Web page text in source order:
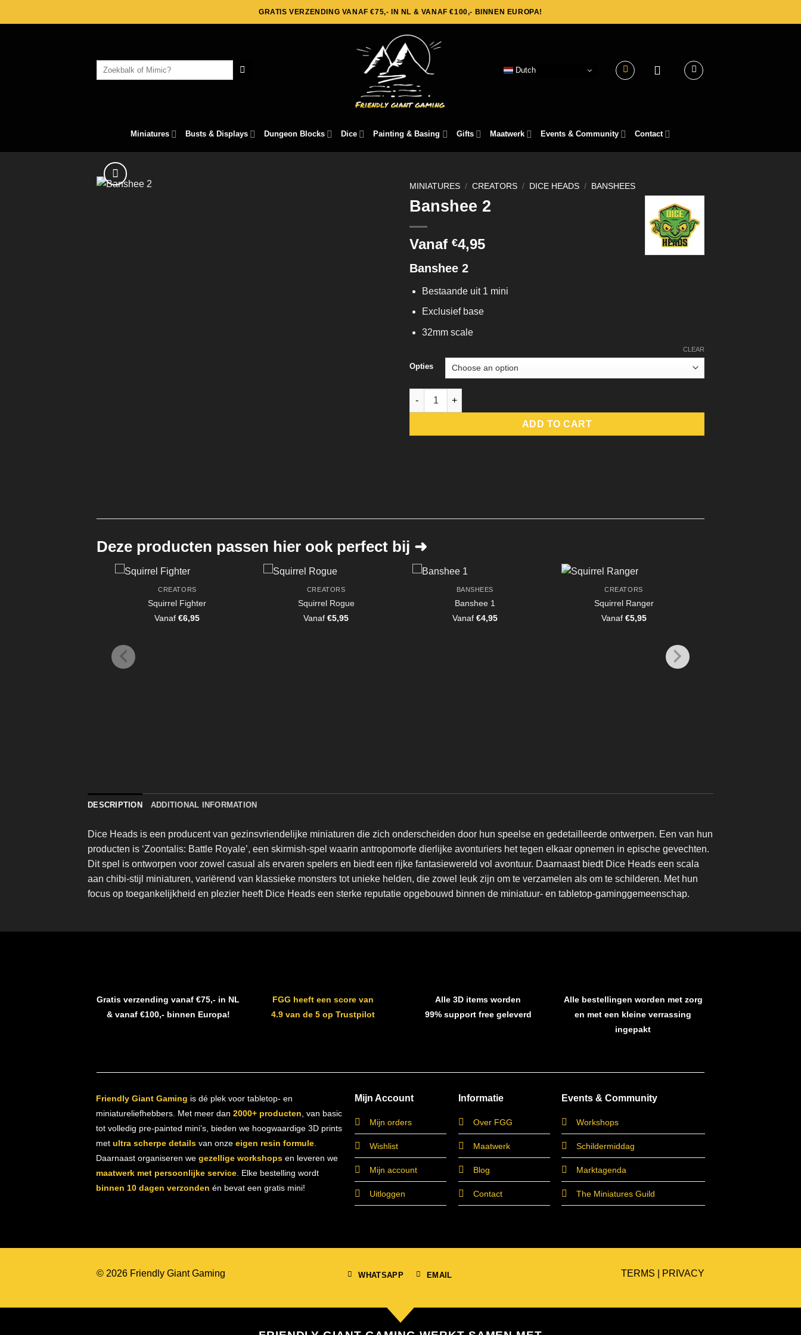
to
GRATIS VERZENDING VANAF €75,- IN NL & VANAF €100,- BINNEN EUROPA!
Search
Dutch
Miniatures Busts & Displays Dungeon Blocks Dice Painting & Basing Gifts Maatwerk Events & Community Contact
MINIATURES / CREATORS / DICE HEADS / BANSHEES
Banshee 2
Vanaf €4,95
Banshee 2
Bestaande uit 1 mini
Exclusief base
32mm scale
Opties
CLEAR
Banshee 2 quantity
ADD TO CART
Deze producten passen hier ook perfect bij ➜
CREATORS
Squirrel Fighter
Vanaf€6,95
CREATORS
Squirrel Rogue
Vanaf€5,95
BANSHEES
Banshee 1
Vanaf €4,95
CREATORS
Squirrel Ranger
Vanaf €5,95
DESCRIPTION ADDITIONAL INFORMATION
Dice Heads is een producent van gezinsvriendelijke miniaturen die zich onderscheiden door hun speelse en gedetailleerde ontwerpen. Een van hun
producten is ‘Zoontalis: Battle Royale’, een skirmish-spel waarin antropomorfe dierlijke avonturiers het tegen elkaar opnemen in epische gevechten.
Dit spel is ontworpen voor zowel casual als ervaren spelers en biedt een rijke fantasiewereld vol avontuur. Daarnaast biedt Dice Heads een scala
aan chibi-stijl miniaturen, variërend van klassieke monsters tot unieke helden, die zowel leuk zijn om te verzamelen als om te schilderen. Met hun
focus op toegankelijkheid en plezier heeft Dice Heads een sterke reputatie opgebouwd binnen de miniatuur- en tabletop-gaminggemeenschap.
Gratis verzending vanaf €75,- in NL
& vanaf €100,- binnen Europa!
FGG heeft een score van
4.9 van de 5 op Trustpilot
Alle 3D items worden
99% support free geleverd
Alle bestellingen worden met zorg
en met een kleine verrassing
ingepakt
Friendly Giant Gaming is dé plek voor tabletop- en
miniatureliefhebbers. Met meer dan 2000+ producten, van basic
tot volledig pre-painted mini’s, bieden we hoogwaardige 3D prints
met ultra scherpe detailsvan onze eigen resin formule.
Daarnaast organiseren we gezellige workshopsen leveren we
maatwerk met persoonlijke service. Elke bestelling wordt
binnen 10 dagen verzonden én bevat een gratis mini!
Mijn Account
Mijn orders
Wishlist
Mijn account
Uitloggen
Informatie
Over FGG
Maatwerk
Blog
Contact
Events & Community
Workshops
Schildermiddag
Marktagenda
The Miniatures Guild
© 2026 Friendly Giant Gaming WHATSAPP EMAIL TERMS PRIVACY